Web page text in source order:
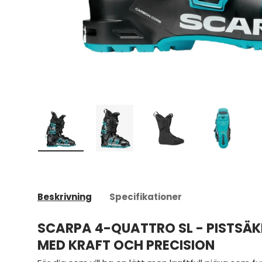
Beskrivning Specifikationer
SCARPA 4-QUATTRO SL -
MED KRAFT OCH PRECISION